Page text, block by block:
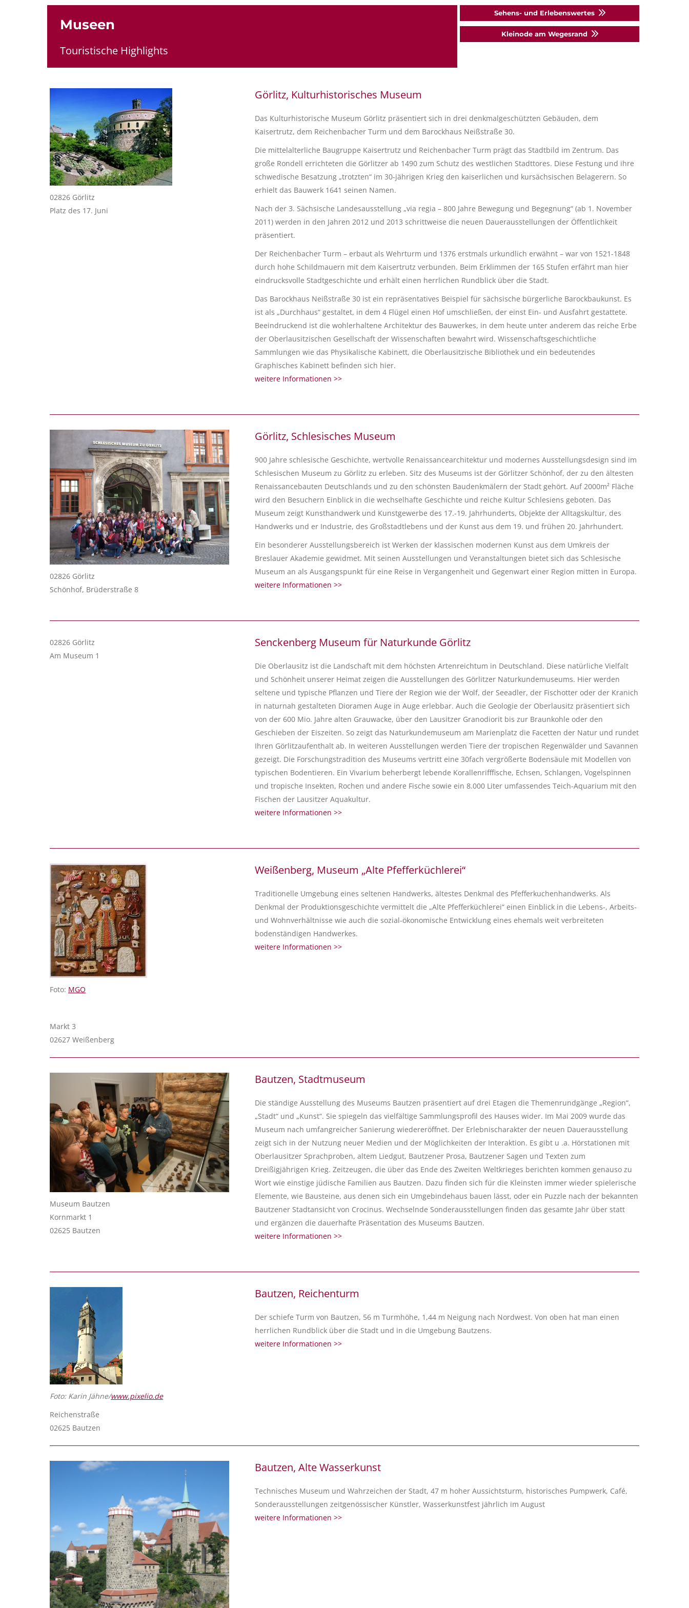
Museen
Touristische Highlights
Sehens- und Erlebenswertes
Kleinode am Wegesrand
02826 Görlitz
Platz des 17. Juni
Görlitz, Kulturhistorisches Museum
Das Kulturhistorische Museum Görlitz präsentiert sich in drei denkmalgeschützten Gebäuden, dem
Kaisertrutz, dem Reichenbacher Turm und dem Barockhaus Neißstraße 30.
Die mittelalterliche Baugruppe Kaisertrutz und Reichenbacher Turm prägt das Stadtbild im Zentrum. Das
große Rondell errichteten die Görlitzer ab 1490 zum Schutz des westlichen Stadttores. Diese Festung und ihre
schwedische Besatzung „trotzten“ im 30-jährigen Krieg den kaiserlichen und kursächsischen Belagerern. So
erhielt das Bauwerk 1641 seinen Namen.
Nach der 3. Sächsische Landesausstellung „via regia – 800 Jahre Bewegung und Begegnung“ (ab 1. November
2011) werden in den Jahren 2012 und 2013 schrittweise die neuen Dauerausstellungen der Öffentlichkeit
präsentiert.
Der Reichenbacher Turm – erbaut als Wehrturm und 1376 erstmals urkundlich erwähnt – war von 1521-1848
durch hohe Schildmauern mit dem Kaisertrutz verbunden. Beim Erklimmen der 165 Stufen erfährt man hier
eindrucksvolle Stadtgeschichte und erhält einen herrlichen Rundblick über die Stadt.
Das Barockhaus Neißstraße 30 ist ein repräsentatives Beispiel für sächsische bürgerliche Barockbaukunst. Es
ist als „Durchhaus“ gestaltet, in dem 4 Flügel einen Hof umschließen, der einst Ein- und Ausfahrt gestattete.
Beeindruckend ist die wohlerhaltene Architektur des Bauwerkes, in dem heute unter anderem das reiche Erbe
der Oberlausitzischen Gesellschaft der Wissenschaften bewahrt wird. Wissenschaftsgeschichtliche
Sammlungen wie das Physikalische Kabinett, die Oberlausitzische Bibliothek und ein bedeutendes
Graphisches Kabinett befinden sich hier.
weitere Informationen >>
02826 Görlitz
Schönhof, Brüderstraße 8
Görlitz, Schlesisches Museum
900 Jahre schlesische Geschichte, wertvolle Renaissancearchitektur und modernes Ausstellungsdesign sind im
Schlesischen Museum zu Görlitz zu erleben. Sitz des Museums ist der Görlitzer Schönhof, der zu den ältesten
Renaissancebauten Deutschlands und zu den schönsten Baudenkmälern der Stadt gehört. Auf 2000m² Fläche
wird den Besuchern Einblick in die wechselhafte Geschichte und reiche Kultur Schlesiens geboten. Das
Museum zeigt Kunsthandwerk und Kunstgewerbe des 17.-19. Jahrhunderts, Objekte der Alltagskultur, des
Handwerks und er Industrie, des Großstadtlebens und der Kunst aus dem 19. und frühen 20. Jahrhundert.
Ein besonderer Ausstellungsbereich ist Werken der klassischen modernen Kunst aus dem Umkreis der
Breslauer Akademie gewidmet. Mit seinen Ausstellungen und Veranstaltungen bietet sich das Schlesische
Museum an als Ausgangspunkt für eine Reise in Vergangenheit und Gegenwart einer Region mitten in Europa.
weitere Informationen >>
02826 Görlitz
Am Museum 1
Senckenberg Museum für Naturkunde Görlitz
Die Oberlausitz ist die Landschaft mit dem höchsten Artenreichtum in Deutschland. Diese natürliche Vielfalt
und Schönheit unserer Heimat zeigen die Ausstellungen des Görlitzer Naturkundemuseums. Hier werden
seltene und typische Pflanzen und Tiere der Region wie der Wolf, der Seeadler, der Fischotter oder der Kranich
in naturnah gestalteten Dioramen Auge in Auge erlebbar. Auch die Geologie der Oberlausitz präsentiert sich
von der 600 Mio. Jahre alten Grauwacke, über den Lausitzer Granodiorit bis zur Braunkohle oder den
Geschieben der Eiszeiten. So zeigt das Naturkundemuseum am Marienplatz die Facetten der Natur und rundet
Ihren Görlitzaufenthalt ab. In weiteren Ausstellungen werden Tiere der tropischen Regenwälder und Savannen
gezeigt. Die Forschungstradition des Museums vertritt eine 30fach vergrößerte Bodensäule mit Modellen von
typischen Bodentieren. Ein Vivarium beherbergt lebende Korallenrifffische, Echsen, Schlangen, Vogelspinnen
und tropische Insekten, Rochen und andere Fische sowie ein 8.000 Liter umfassendes Teich-Aquarium mit den
Fischen der Lausitzer Aquakultur.
weitere Informationen >>
Foto: MGO
Markt 3
02627 Weißenberg
Weißenberg, Museum „Alte Pfefferküchlerei“
Traditionelle Umgebung eines seltenen Handwerks, ältestes Denkmal des Pfefferkuchenhandwerks. Als
Denkmal der Produktionsgeschichte vermittelt die „Alte Pfefferküchlerei“ einen Einblick in die Lebens-, Arbeits-
und Wohnverhältnisse wie auch die sozial-ökonomische Entwicklung eines ehemals weit verbreiteten
bodenständigen Handwerkes.
weitere Informationen >>
Museum Bautzen
Kornmarkt 1
02625 Bautzen
Bautzen, Stadtmuseum
Die ständige Ausstellung des Museums Bautzen präsentiert auf drei Etagen die Themenrundgänge „Region“,
„Stadt“ und „Kunst“. Sie spiegeln das vielfältige Sammlungsprofil des Hauses wider. Im Mai 2009 wurde das
Museum nach umfangreicher Sanierung wiedereröffnet. Der Erlebnischarakter der neuen Dauerausstellung
zeigt sich in der Nutzung neuer Medien und der Möglichkeiten der Interaktion. Es gibt u .a. Hörstationen mit
Oberlausitzer Sprachproben, altem Liedgut, Bautzener Prosa, Bautzener Sagen und Texten zum
Dreißigjährigen Krieg. Zeitzeugen, die über das Ende des Zweiten Weltkrieges berichten kommen genauso zu
Wort wie einstige jüdische Familien aus Bautzen. Dazu finden sich für die Kleinsten immer wieder spielerische
Elemente, wie Bausteine, aus denen sich ein Umgebindehaus bauen lässt, oder ein Puzzle nach der bekannten
Bautzener Stadtansicht von Crocinus. Wechselnde Sonderausstellungen finden das gesamte Jahr über statt
und ergänzen die dauerhafte Präsentation des Museums Bautzen.
weitere Informationen >>
Foto: Karin Jähne/www.pixelio.de
Reichenstraße
02625 Bautzen
Bautzen, Reichenturm
Der schiefe Turm von Bautzen, 56 m Turmhöhe, 1,44 m Neigung nach Nordwest. Von oben hat man einen
herrlichen Rundblick über die Stadt und in die Umgebung Bautzens.
weitere Informationen >>
Bautzen, Alte Wasserkunst
Technisches Museum und Wahrzeichen der Stadt, 47 m hoher Aussichtsturm, historisches Pumpwerk, Café,
Sonderausstellungen zeitgenössischer Künstler, Wasserkunstfest jährlich im August
weitere Informationen >>